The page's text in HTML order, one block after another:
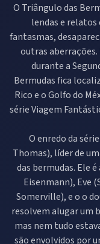
O Triângulo das
lendas e relatos
fantasmas,
outras aberrações.
durante a
Bermudas fica
Rico e o Golfo do
série Viagem
O enredo da
Thomas), líder de
das bermudas. Ele
Eisenmann), Eve
Somerville), e o o
resolvem alugar um
mas nem tudo
são envolvidos por